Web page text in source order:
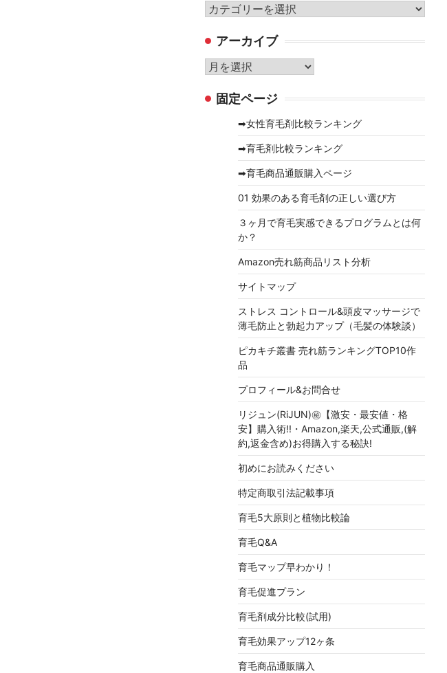
カ
ゴ
リ
ー
アーカイブ
ア
カ 固定ページ
➡女性育毛剤比較ランキング
➡育毛剤比較ランキング
➡育毛商品通販購入ページ
01 効果のある育毛剤の正しい選び方
３ヶ月で育毛実感できるプログラムとは何
か？
Amazon売れ筋商品リスト分析
サイトマップ
ストレス コントロール&頭皮マッサージで
薄毛防止と勃起力アップ（毛髪の体験談）
ピカキチ叢書 売れ筋ランキングTOP10作
品
プロフィール&お問合せ
リジュン(RiJUN)㊙【激安・最安値・格
安】購入術!!・Amazon,楽天,公式通販,(解
約,返金含め)お得購入する秘訣!
初めにお読みください
特定商取引法記載事項
育毛5大原則と植物比較論
育毛Q&A
育毛マップ早わかり！
育毛促進プラン
育毛剤成分比較(試用)
育毛効果アップ12ヶ条
育毛商品通販購入